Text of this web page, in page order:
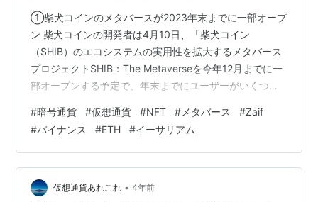
①柴犬コインのメタバースが2023年末までに一部オープ
ン 柴犬コインの開発者は4月10日、「柴犬コイン
（SHIB）のエコシステムの実用性を拡大するメタバース
プロジェクトSHIB：The Metaverseを今年12月までに一
部オープンする予定で、年末までにユーザーがいくつか
になっていると確信している」と述べた。 ②大手VCの
a16z crypto、新たな暗号通貨指数を発表 大手ベンチャ
ーキャピタルa16zの暗号通貨部門a16z cryptoは4月11
日、暗号通貨の状況をより正確に細かく把握できる新し
い指数「State of Crypto Ind…
#暗号通貨 #仮想通貨 #NFT # メタバース #Zaif
#バイナンス #ETH #イーサリアム
仮想通貨あれこれ • 4年前